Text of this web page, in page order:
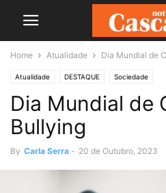
Home Atualidade Dia Mundial de
Atualidade DESTAQUE Sociedade
Dia Mundial de
Bullying
By Carla Serra - 20 de Outubro, 2023